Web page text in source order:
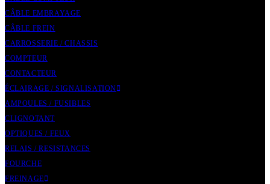
CÂBLE EMBRAYAGE
CÂBLE FREIN
CARROSSERIE / CHASSIS
COMPTEUR
CONTACTEUR
ÉCLAIRAGE / SIGNALISATION
AMPOULES / FUSIBLES
CLIGNOTANT
OPTIQUES / FEUX
RELAIS / RESISTANCES
FOURCHE
FREINAGE